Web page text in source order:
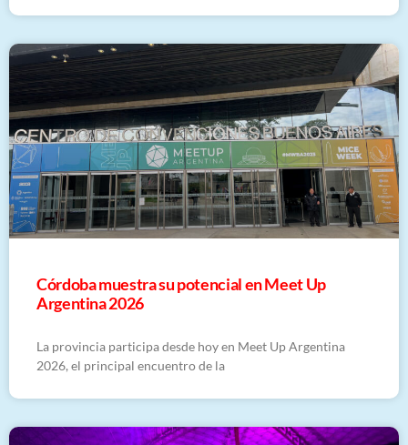
Córdoba muestra su potencial en Meet Up
Argentina 2026
La provincia participa desde hoy en Meet Up Argentina
2026, el principal encuentro de la